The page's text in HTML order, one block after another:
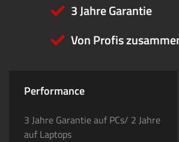
3 Jahre Garantie
Von Profis
Performance
3 Jahre Garantie auf PCs/ 2 Jahre
auf Laptops